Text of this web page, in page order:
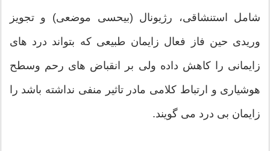
شامل استنشاقی، رژیونال (بیحسی موضعی) و تجویز
وریدی حین فاز فعال زایمان طبیعی که بتواند درد های
زایمانی را کاهش داده ولی بر انقباض های رحم وسطح
هوشیاری و ارتباط کلامی مادر تاثیر منفی نداشته باشد را
زایمان بی درد می گویند.